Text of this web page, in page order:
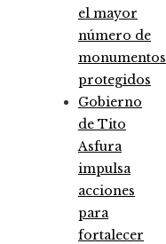
el mayor
número de
monumentos
protegidos
Gobierno
de Tito
Asfura
impulsa
acciones
para
fortalecer